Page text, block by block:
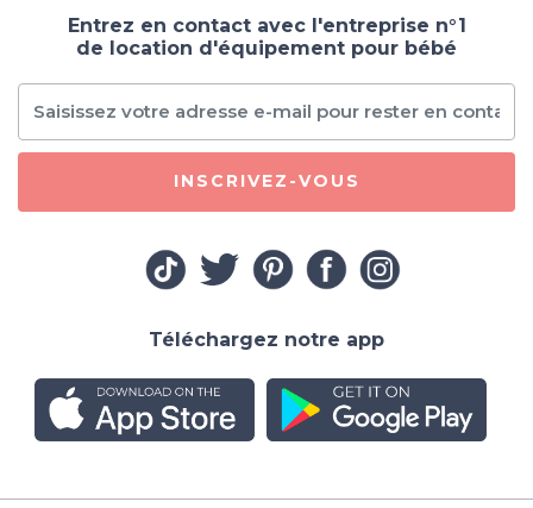
Entrez en contact avec l'entreprise n°1
de location d'équipement pour bébé
INSCRIVEZ-VOUS
Téléchargez notre app